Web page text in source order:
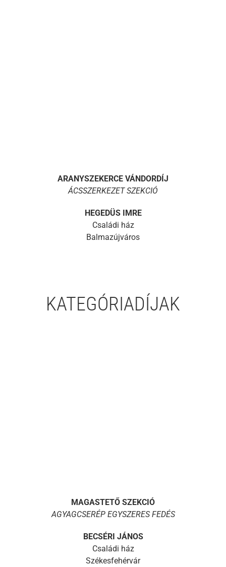
ARANYSZEKERCE VÁNDORDÍJ
ÁCSSZERKEZET SZEKCIÓ
HEGEDÜS IMRE
Családi ház
Balmazújváros
KATEGÓRIADÍJAK
MAGASTETŐ SZEKCIÓ
AGYAGCSERÉP EGYSZERES FEDÉS
BECSÉRI JÁNOS
Családi ház
Székesfehérvár